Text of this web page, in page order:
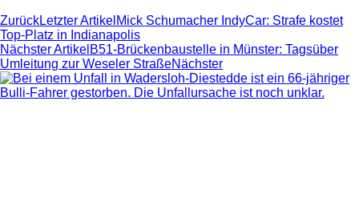
ZurückLetzter Artikel Mick Schumacher IndyCar: Strafe kostet
Top-Platz in Indianapolis
Nächster Artikel B51-Brückenbaustelle in Münster: Tagsüber
Umleitung zur Weseler StraßeNächster